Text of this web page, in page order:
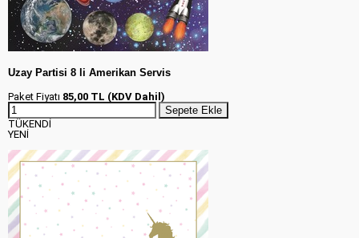
Uzay Partisi 8 li Amerikan Servis
Paket Fiyatı 85,00 TL (KDV Dahil)
Sepete Ekle
TÜKENDİ
YENİ